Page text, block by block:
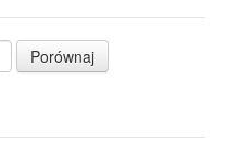
Porównaj